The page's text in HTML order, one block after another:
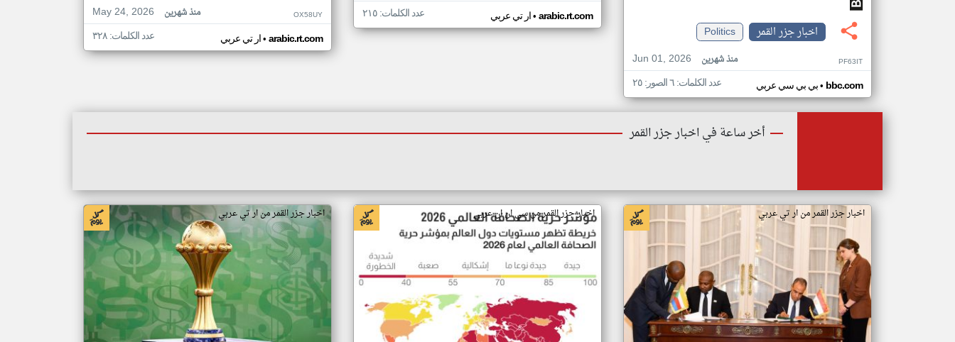
اخبار جزر القمر
Politics
Jun 01, 2026
منذ شهرين PF63IT
بي بي سي عربي• bbc.com عدد الكلمات: ٦ الصور: ٢٥
ار تي عربي• arabic.rt.com عدد الكلمات: ٢١٥
May 24, 2026
منذ شهرين OX58UY
ار تي عربي• arabic.rt.com عدد الكلمات: ٣٢٨
أخر ساعة في اخبار جزر القمر
اخبار جزر القمر من ار تي عربي اخبار جزر القمر من سي ان ان عربي اخبار جزر القمر من ار تي عربي